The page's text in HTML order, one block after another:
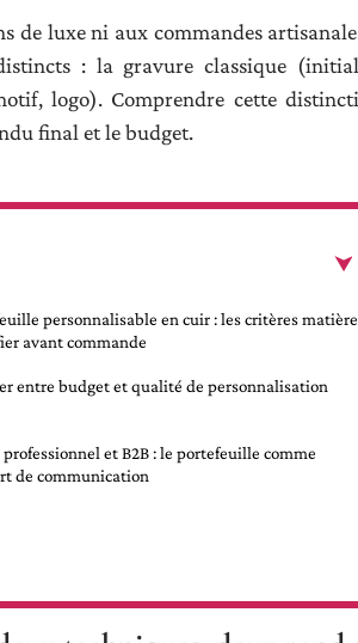
de luxe ni aux commandes
: la gravure classique
logo). Comprendre cette
final et le budget.
personnalisable en cuir : les critères matière
avant commande
entre budget et qualité de personnalisation
professionnel et B2B : le portefeuille comme
de communication